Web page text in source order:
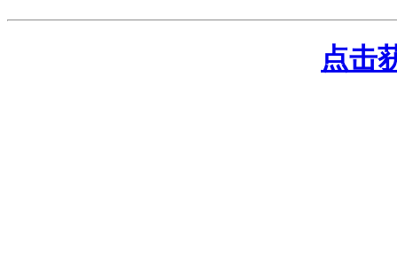
点击